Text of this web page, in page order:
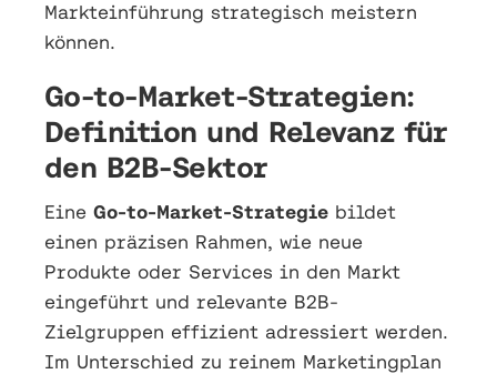
Markteinführung strategisch meistern
können.
Go-to-Market-Strategien:
Definition und Relevanz für
den B2B-Sektor
Eine Go-to-Market-Strategie bildet
einen präzisen Rahmen, wie neue
Produkte oder Services in den Markt
eingeführt und relevante B2B-
Zielgruppen effizient adressiert werden.
Im Unterschied zu reinem Marketingplan